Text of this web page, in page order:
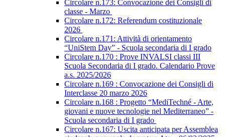
Circolare n.173: Convocazione dei Consigli di
classe - Marzo
Circolare n.172: Referendum costituzionale
2026
Circolare n.171: Attività di orientamento
“UniStem Day” - Scuola secondaria di I grado
Circolare n.170 : Prove INVALSI classi III
Scuola Secondaria di I grado. Calendario Prove
a.s. 2025/2026
Circolare n.169 : Convocazione dei Consigli di
Interclasse 20 marzo 2026
Circolare n.168 : Progetto “MediTechné - Arte,
giovani e nuove tecnologie nel Mediterraneo” -
Scuola secondaria di I grado
Circolare n.167: Uscita anticipata per Assemblea